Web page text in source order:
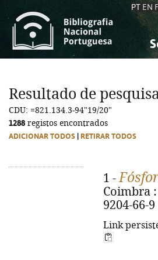
PT EN
Resultado de
CDU: =821.134.3-94"19/20"
1288 registos encontrados
ADICIONAR TODOS RETIRAR TODOS
1 -
Coimbra
9204-66-9
Link